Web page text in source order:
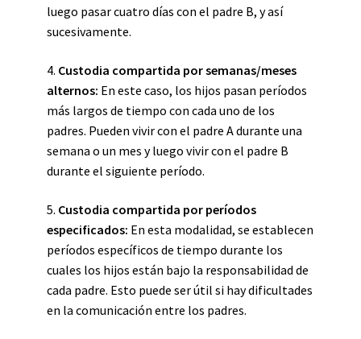
luego pasar cuatro días con el padre B, y así
sucesivamente.
4. Custodia compartida por semanas/meses
alternos: En este caso, los hijos pasan períodos
más largos de tiempo con cada uno de los
padres. Pueden vivir con el padre A durante una
semana o un mes y luego vivir con el padre B
durante el siguiente período.
5. Custodia compartida por períodos
especificados: En esta modalidad, se establecen
períodos específicos de tiempo durante los
cuales los hijos están bajo la responsabilidad de
cada padre. Esto puede ser útil si hay dificultades
en la comunicación entre los padres.